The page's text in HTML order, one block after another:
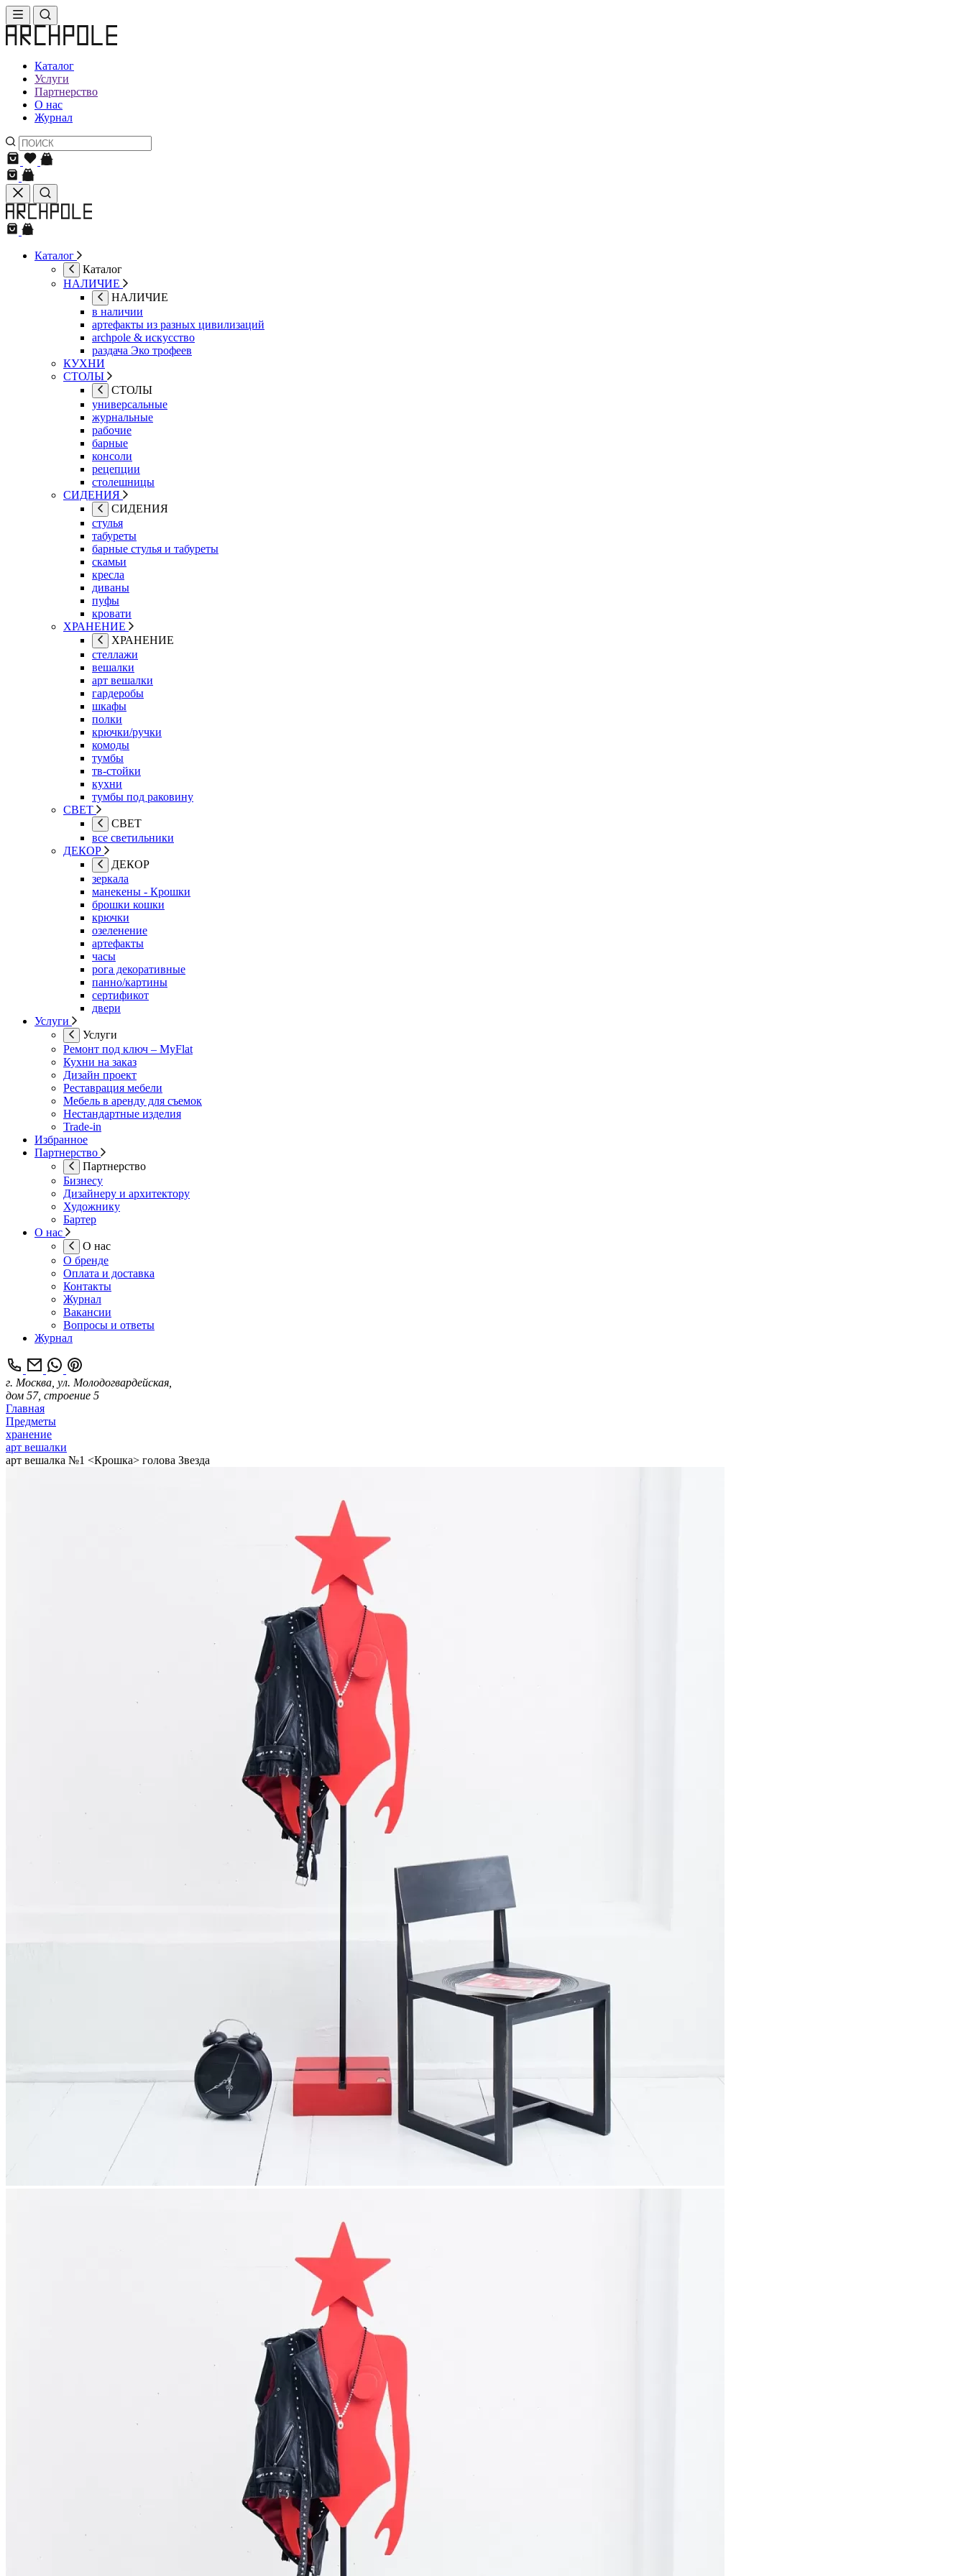
Каталог
Услуги
Партнерство
О нас
Журнал
Каталог
Каталог
НАЛИЧИЕ
НАЛИЧИЕ
в наличии
артефакты из разных цивилизаций
archpole & искусство
раздача Эко трофеев
КУХНИ
СТОЛЫ
СТОЛЫ
универсальные
журнальные
рабочие
барные
консоли
рецепции
столешницы
СИДЕНИЯ
СИДЕНИЯ
стулья
табуреты
барные стулья и табуреты
скамьи
кресла
диваны
пуфы
кровати
ХРАНЕНИЕ
ХРАНЕНИЕ
стеллажи
вешалки
арт вешалки
гардеробы
шкафы
полки
крючки/ручки
комоды
тумбы
тв-стойки
кухни
тумбы под раковину
СВЕТ
СВЕТ
все светильники
ДЕКОР
ДЕКОР
зеркала
манекены - Крошки
брошки кошки
крючки
озеленение
артефакты
часы
рога декоративные
панно/картины
сертификот
двери
Услуги
Услуги
Ремонт под ключ – MyFlat
Кухни на заказ
Дизайн проект
Реставрация мебели
Мебель в аренду для съемок
Нестандартные изделия
Trade-in
Избранное
Партнерство
Партнерство
Бизнесу
Дизайнеру и архитектору
Художнику
Бартер
О нас
О нас
О бренде
Оплата и доставка
Контакты
Журнал
Вакансии
Вопросы и ответы
Журнал
г. Москва, ул. Молодогвардейская,
дом 57, строение 5
Главная
Предметы
хранение
арт вешалки
арт вешалка №1 <Крошка> голова Звезда